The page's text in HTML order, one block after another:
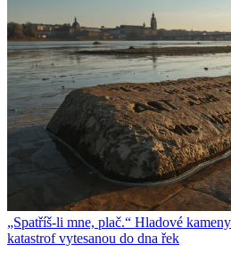
„Spatříš-li mne, plač.“ Hladové
katastrof vytesanou do dna řek